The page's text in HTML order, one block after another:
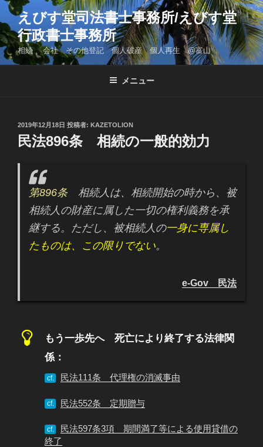
コ
ン
テ
ン
ツ
えびす堂司法書士事務所/えびす堂
行政書士事務所
相続 会社 その他登記 個人破産 個人再生 @富山
メニュー
投
稿
日:
2019年12月18日 投稿者: KAZETOLION
民法896条 相続の一般的効力
第896条相続人は、相続開始の時から、被
相続人の財産に属した一切の権利義務を承
継する。ただし、被相続人の一身に専属し
たものは、この限りでない。
e-Gov 民法
もう一歩先へ 死亡により終了する法律関
係：
cf. 民法111条 代理権の消滅事由
cf. 民法552条 定期贈与
cf.
民法597条3項 期間満了等による使用貸借の
終了